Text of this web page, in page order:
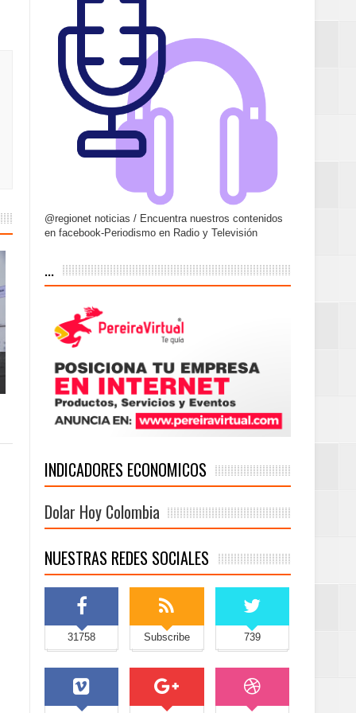
@regionet noticias / Encuentra nuestros contenidos
en facebook-Periodismo en Radio y Televisión
...
INDICADORES ECONOMICOS
Dolar Hoy Colombia
NUESTRAS REDES SOCIALES
31758 Subscribe 739